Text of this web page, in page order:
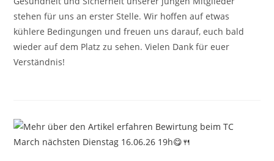
stehen für uns an erster Stelle. Wir hoffen auf etwas
kühlere Bedingungen und freuen uns darauf, euch bald
wieder auf dem Platz zu sehen. Vielen Dank für euer
Verständnis!